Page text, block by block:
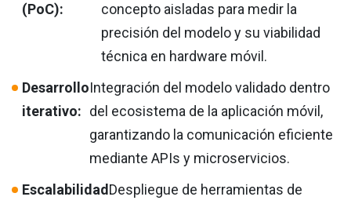
(PoC):
concepto aisladas para medir la
precisión del modelo y su viabilidad
técnica en hardware móvil.
Desarrollo
iterativo:
Integración del modelo validado dentro
del ecosistema de la aplicación móvil,
garantizando la comunicación eficiente
mediante APIs y microservicios.
EscalabilidadDespliegue de herramientas de